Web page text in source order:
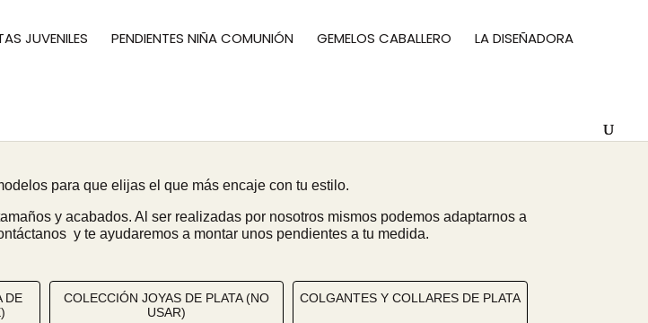
JUVENILES PENDIENTES NIÑA COMUNIÓN GEMELOS CABALLERO LA DISEÑADORA
para que elijas el que más encaje con tu estilo.
y acabados. Al ser realizadas por nosotros mismos podemos adaptarnos a
y te ayudaremos a montar unos pendientes a tu medida.
DE
COLECCIÓN JOYAS DE PLATA (NO
USAR)
COLGANTES Y COLLARES DE PLATA